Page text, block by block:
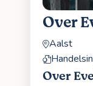
Over
Aalst
Over